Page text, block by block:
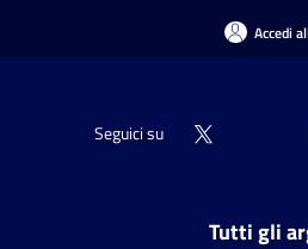
Accedi
Seguici su
Tutti gli